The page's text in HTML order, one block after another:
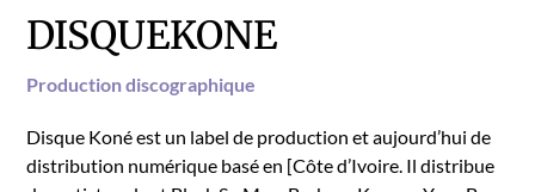
DISQUEKONE
Pro­duc­tion discographique
Disque Koné est un label de pro­duc­tion et aujourd’hui de
dis­tri­b­u­tion numérique basé en [Côte d’Ivoire. Il dis­tribue